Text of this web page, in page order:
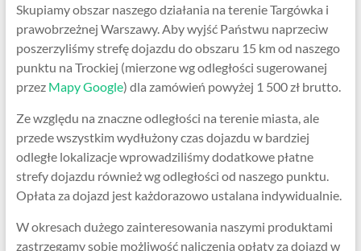
Skupiamy obszar naszego działania na terenie Targówka i
prawobrzeżnej Warszawy. Aby wyjść Państwu naprzeciw
poszerzyliśmy strefę dojazdu do obszaru 15 km od naszego
punktu na Trockiej (mierzone wg odległości sugerowanej
przez Mapy Google) dla zamówień powyżej 1 500 zł brutto.
Ze względu na znaczne odległości na terenie miasta, ale
przede wszystkim wydłużony czas dojazdu w bardziej
odległe lokalizacje wprowadziliśmy dodatkowe płatne
strefy dojazdu również wg odległości od naszego punktu.
Opłata za dojazd jest każdorazowo ustalana indywidualnie.
W okresach dużego zainteresowania naszymi produktami
zastrzegamy sobie możliwość naliczenia opłaty za dojazd w